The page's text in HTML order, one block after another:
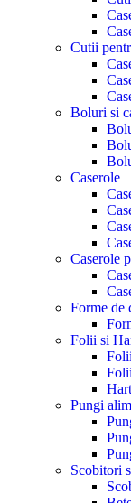
Cutii
Boluri si
Caserole
Caserole
Forme de
Folii si
Pungi
Scobitori